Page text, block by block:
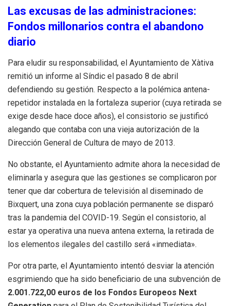
Las excusas de las administraciones:
Fondos millonarios contra el abandono
diario
Para eludir su responsabilidad, el Ayuntamiento de Xàtiva
remitió un informe al Síndic el pasado 8 de abril
defendiendo su gestión. Respecto a la polémica antena-
repetidor instalada en la fortaleza superior (cuya retirada se
exige desde hace doce años), el consistorio se justificó
alegando que contaba con una vieja autorización de la
Dirección General de Cultura de mayo de 2013.
No obstante, el Ayuntamiento admite ahora la necesidad de
eliminarla y asegura que las gestiones se complicaron por
tener que dar cobertura de televisión al diseminado de
Bixquert, una zona cuya población permanente se disparó
tras la pandemia del COVID-19. Según el consistorio, al
estar ya operativa una nueva antena externa, la retirada de
los elementos ilegales del castillo será «inmediata».
Por otra parte, el Ayuntamiento intentó desviar la atención
esgrimiendo que ha sido beneficiario de una subvención de
2.001.722,00 euros de los Fondos Europeos Next